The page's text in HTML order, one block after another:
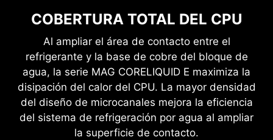
COBERTURA TOTAL DEL CPU
Al ampliar el área de contacto entre el
refrigerante y la base de cobre del bloque de
agua, la serie MAG CORELIQUID E maximiza la
disipación del calor del CPU. La mayor densidad
del diseño de microcanales mejora la eficiencia
del sistema de refrigeración por agua al ampliar
la superficie de contacto.